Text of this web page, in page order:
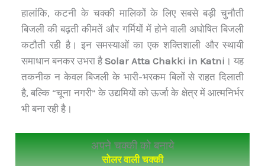
हालांकि, कटनी के चक्की मालिकों के लिए सबसे बड़ी चुनौती
बिजली की बढ़ती कीमतें और गर्मियों में होने वाली अघोषित बिजली
कटौती रही है। इन समस्याओं का एक शक्तिशाली और स्थायी
समाधान बनकर उभरा हैSolar Atta Chakki in Katni । यह
तकनीक न केवल बिजली के भारी-भरकम बिलों से राहत दिलाती
है, बल्कि “चूना नगरी” के उद्यमियों को ऊर्जा के क्षेत्र में आत्मनिर्भर
भी बना रही है।
अपने चक्की को बनाये
सोलर वाली चक्की